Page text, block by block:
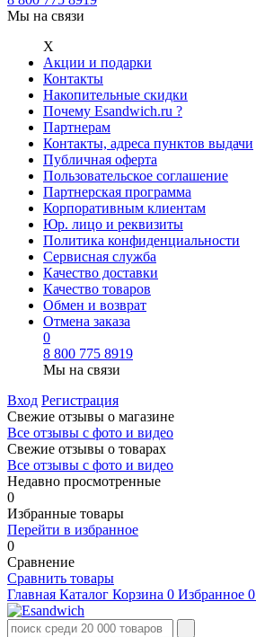
Мы на связи
Х
Акции и подарки
Контакты
Накопительные скидки
Почему Esandwich.ru ?
Партнерам
Контакты, адреса пунктов выдачи
Публичная оферта
Пользовательское соглашение
Партнерская программа
Корпоративным клиентам
Юр. лицо и реквизиты
Политика конфиденциальности
Сервисная служба
Качество доставки
Качество товаров
Обмен и возврат
Отмена заказа
0
8 800 775 8919
Мы на связи
Вход Регистрация
Свежие отзывы о магазине
Все отзывы с фото и видео
Свежие отзывы о товарах
Все отзывы c фото и видео
Недавно просмотренные
0
Избранные товары
Перейти в избранное
0
Сравнение
Сравнить товары
Главная Каталог Корзина 0 Избранное 0